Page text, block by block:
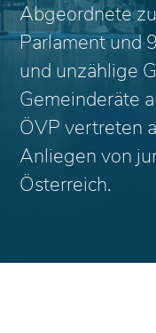
Abgeordnete
Parlament und
und unzählige
Gemeinderäte
ÖVP vertreten
Anliegen von
Österreich.